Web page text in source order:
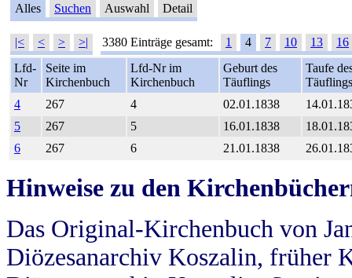
Alles Suchen Auswahl Detail
|< < > >| 3380 Einträge gesamt: 1 4 7 10 13
16
Lfd-
Nr
Seite im
Kirchenbuch
Lfd-Nr im
Kirchenbuch
Geburt des
Täuflings
Taufe
Täuflings
4
267 4 02.01.1838
5
267 5 16.01.1838
6
267 6 21.01.1838
Hinweise zu den
Das Original-Kirchenbuch von
Diözesanarchiv Koszalin, früher